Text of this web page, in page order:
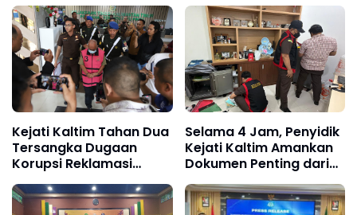
Kejati Kaltim Tahan Dua
Tersangka Dugaan
Korupsi Reklamasi
Tambang Batubara
Senilai Rp74 Miliar
Selama 4 Jam, Penyidik
Kejati Kaltim Amankan
Dokumen Penting dari
Kantor ESDM